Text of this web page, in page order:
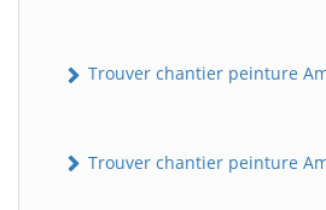
Trouver chantier peinture
Trouver chantier peinture